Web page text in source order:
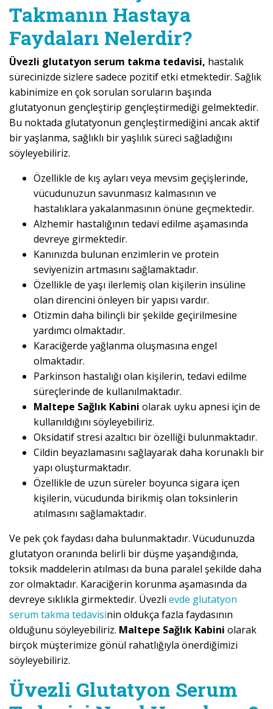
Takmanın Hastaya
Faydaları Nelerdir?
Üvezli glutatyon serum takma tedavisi, hastalık
sürecinizde sizlere sadece pozitif etki etmektedir. Sağlık
kabinimize en çok sorulan soruların başında
glutatyonun gençleştirip gençleştirmediği gelmektedir.
Bu noktada glutatyonun gençleştirmediğini ancak aktif
bir yaşlanma, sağlıklı bir yaşlılık süreci sağladığını
söyleyebiliriz.
Özellikle de kış ayları veya mevsim geçişlerinde,
vücudunuzun savunmasız kalmasının ve
hastalıklara yakalanmasının önüne geçmektedir.
Alzhemir hastalığının tedavi edilme aşamasında
devreye girmektedir.
Kanınızda bulunan enzimlerin ve protein
seviyenizin artmasını sağlamaktadır.
Özellikle de yaşı ilerlemiş olan kişilerin insüline
olan direncini önleyen bir yapısı vardır.
Otizmin daha bilinçli bir şekilde geçirilmesine
yardımcı olmaktadır.
Karaciğerde yağlanma oluşmasına engel
olmaktadır.
Parkinson hastalığı olan kişilerin, tedavi edilme
süreçlerinde de kullanılmaktadır.
Maltepe Sağlık Kabini olarak uyku apnesi için de
kullanıldığını söyleyebiliriz.
Oksidatif stresi azaltıcı bir özelliği bulunmaktadır.
Cildin beyazlamasını sağlayarak daha korunaklı bir
yapı oluşturmaktadır.
Özellikle de uzun süreler boyunca sigara içen
kişilerin, vücudunda birikmiş olan toksinlerin
atılmasını sağlamaktadır.
Ve pek çok faydası daha bulunmaktadır. Vücudunuzda
glutatyon oranında belirli bir düşme yaşandığında,
toksik maddelerin atılması da buna paralel şekilde daha
zor olmaktadır. Karaciğerin korunma aşamasında da
devreye sıklıkla girmektedir. Üvezli evde glutatyon
serum takma tedavisinin oldukça fazla faydasının
olduğunu söyleyebiliriz. Maltepe Sağlık Kabini olarak
birçok müşterimize gönül rahatlığıyla önerdiğimizi
söyleyebiliriz.
Üvezli Glutatyon Serum